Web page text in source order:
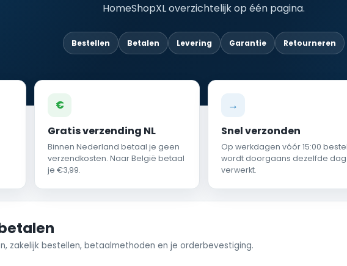
HomeShopXL overzichtelijk op één pagina.
Bestellen Betalen Levering Garantie Retourneren
€
Gratis verzending NL
Binnen Nederland betaal je geen
verzendkosten. Naar België betaal
je €3,99.
→
Snel verzonden
Op werkdagen vóór 15:00
wordt doorgaans dezelfde dag
verwerkt.
zakelijk bestellen, betaalmethoden en je orderbevestiging.